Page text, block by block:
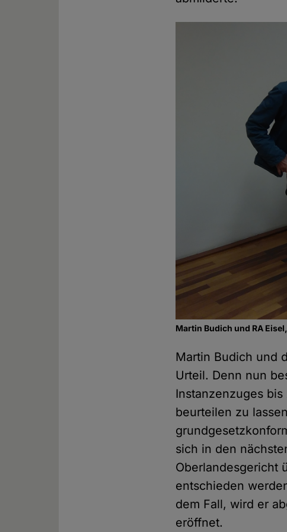
Martin Budich und RA
Martin Budich und
Urteil. Denn nun
Instanzenzuges
beurteilen zu
sich in den
Oberlandesgericht
entschieden
dem Fall, wird er
eröffnet.